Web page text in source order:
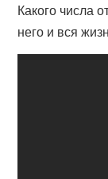
Какого числа
него и вся